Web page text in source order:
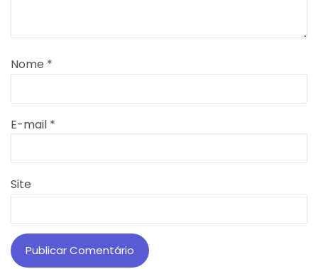
Nome *
E-mail *
Site